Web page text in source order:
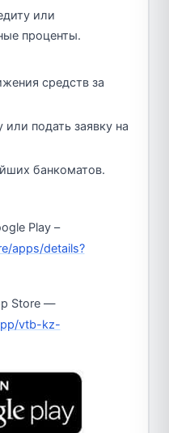
или
проценты.
средств за
или подать заявку на
банкоматов.
Play –
apps/details?
Store —
vtb-kz-